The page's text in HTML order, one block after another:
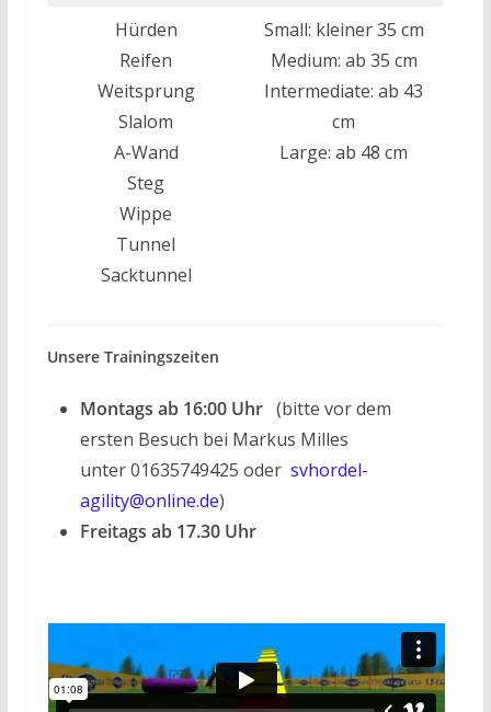
Hürden
Reifen
Weitsprung
Slalom
A-Wand
Steg
Wippe
Tunnel
Sacktunnel
Small: kleiner 35 cm
Medium: ab 35 cm
Intermediate: ab 43
cm
Large: ab 48 cm
Unsere Trainingszeiten
Montags ab 16:00 Uhr (bitte vor dem
ersten Besuch bei Markus Milles
unter 01635749425 oder svhordel-
agility@online.de)
Freitags ab 17.30 Uhr